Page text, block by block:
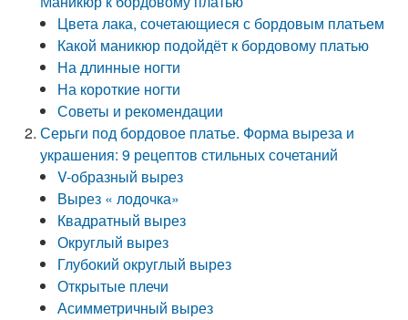
Цвета лака, сочетающиеся с бордовым платьем
Какой маникюр подойдёт к бордовому платью
На длинные ногти
На короткие ногти
Советы и рекомендации
Серьги под бордовое платье. Форма выреза и
украшения: 9 рецептов стильных сочетаний
V-образный вырез
Вырез « лодочка»
Квадратный вырез
Округлый вырез
Глубокий округлый вырез
Открытые плечи
Асимметричный вырез